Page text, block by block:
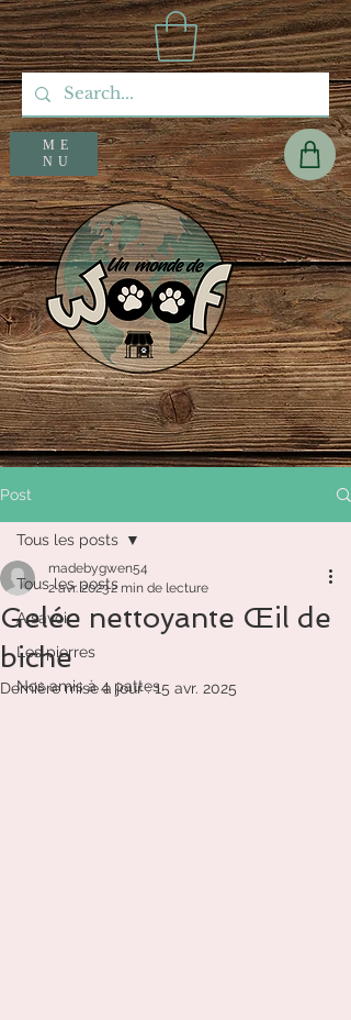
ME
NU
Post
Tous les posts
A savoir
Les pierres
Nos amis à 4 pattes
Tous les posts
Gelée nettoyante Œil de
biche
madebygwen54
2 avr. 20232 min de lecture
Dernière mise à jour :15 avr. 2025